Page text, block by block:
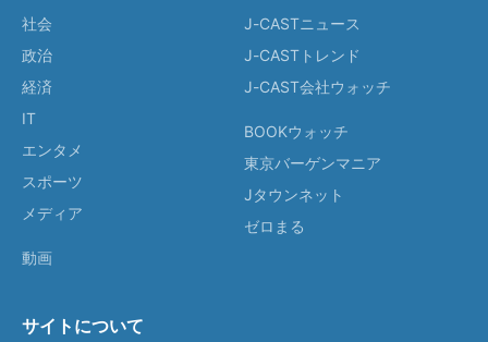
社会
政治
経済
IT
エンタメ
スポーツ
メディア
動画
J-CASTニュース
J-CASTトレンド
J-CAST会社ウォッチ
BOOKウォッチ
東京バーゲンマニア
Jタウンネット
ゼロまる
サイトについて